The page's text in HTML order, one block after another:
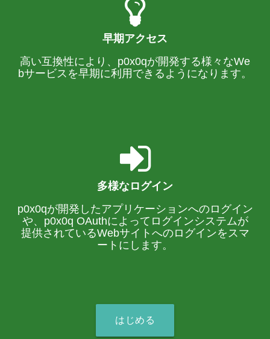
早期アクセス
高い互換性により、p0x0qが開発する様々なWe
bサービスを早期に利用できるようになります。
多様なログイン
p0x0qが開発したアプリケーションへのログイン
や、p0x0q OAuthによってログインシステムが
提供されているWebサイトへのログインをスマ
ートにします。
はじめる